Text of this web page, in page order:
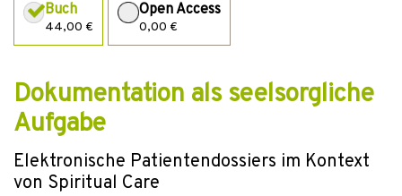
Buch
44,00 €
Open Access
0,00 €
Dokumentation als seelsorgliche
Aufgabe
Elektronische Patientendossiers im Kontext
von Spiritual Care